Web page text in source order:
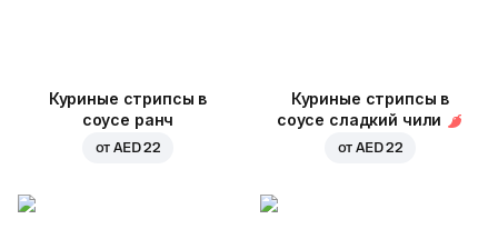
Куриные стрипсы в
соусе ранч
отAED 22
Куриные стрипсы в
соусе сладкий чили
отAED 22